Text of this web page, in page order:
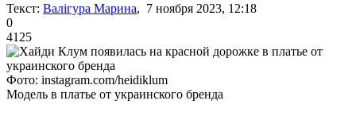
Текст: Валігура Марина, 7 ноября 2023, 12:18
0
4125
Фото: instagram.com/heidiklum
Модель в платье от украинского бренда